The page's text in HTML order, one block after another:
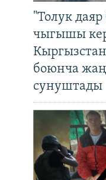
"Толук
чыгышы
боюнча
сунуштады